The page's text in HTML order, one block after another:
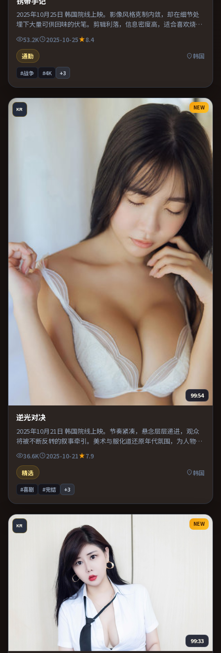
2025年10月25日 韩国院线上映。影像风格克制内敛，却在细节处
埋下大量可供回味的伏笔。剪辑利落，信息密度高，适合喜欢烧脑
与推理的观众。推荐给偏爱群像戏与命运母题的影迷。
53.2K 2025-10-25
8.4
通勤
韩国
#战争 #4K +3
KR NEW
99:54
逆光对决
2025年10月21日 韩国院线上映。节奏紧凑，悬念层层递进，观众
将被不断反转的叙事牵引。美术与服化道还原年代氛围，为人物动
机提供可信支撑。整体完成度较高，适合周末一口气看完。
36.6K 2025-10-21
7.9
精选
韩国
#喜剧 #完结 +3
KR NEW
99:33